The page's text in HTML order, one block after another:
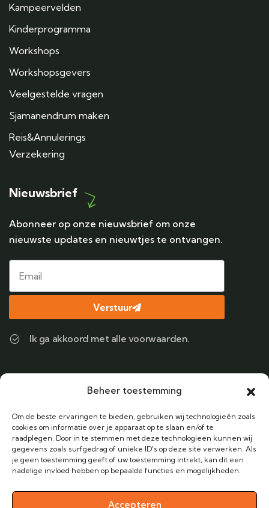
Beheer toestemming
Om de beste ervaringen te bieden, gebruiken wij technologieën zoals
cookies om informatie over je apparaat op te slaan en/of te
raadplegen. Door in te stemmen met deze technologieën kunnen wij
gegevens zoals surfgedrag of unieke ID's op deze site verwerken. Als
je geen toestemming geeft of uw toestemming intrekt, kan dit een
nadelige invloed hebben op bepaalde functies en mogelijkheden.
Accepteren
Kampeervelden
Kinderprogramma
Workshops
Workshopsgevers
Veelgestelde vragen
Sjamanendrum maken
Reis&Annulerings
Verzekering
Nieuwsbrief
Abonneer op onze nieuwsbrief om onze
nieuwste updates en nieuwtjes te ontvangen.
Verstuur
Ik ga akkoord met alle voorwaarden.
Bel ons
+31 (0) 6 38424122
Email Adres
info@vakantieanders.nl
Kantoor
Zandheuvel 52B, 4901 HW Oosterhout